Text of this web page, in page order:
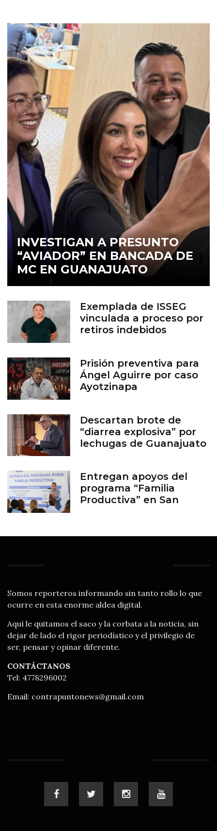
INVESTIGAN A PRESUNTO
“AVIADOR” EN BANCADA DE
MC EN GUANAJUATO
Exemplada de ISSEG
vinculada a proceso por
retiros indebidos
Prisión preventiva para
Ángel Aguirre por caso
Ayotzinapa
Descartan brote de
“diarrea explosiva” por
lechugas de Guanajuato
Entregan apoyos del
programa “Familia
Productiva” en San
Somos reporteros informando sin tanto rollo lo que
ocurre en esta enorme aldea digital.
Aquí le quitamos el saco y la corbata a la noticia, sin
dejar de lado el rigor periodístico y el privilegio de
ser, pensar y opinar diferente.
CONTÁCTANOS
Tel: 4778296002
Email: contrapuntonews@gmail.com